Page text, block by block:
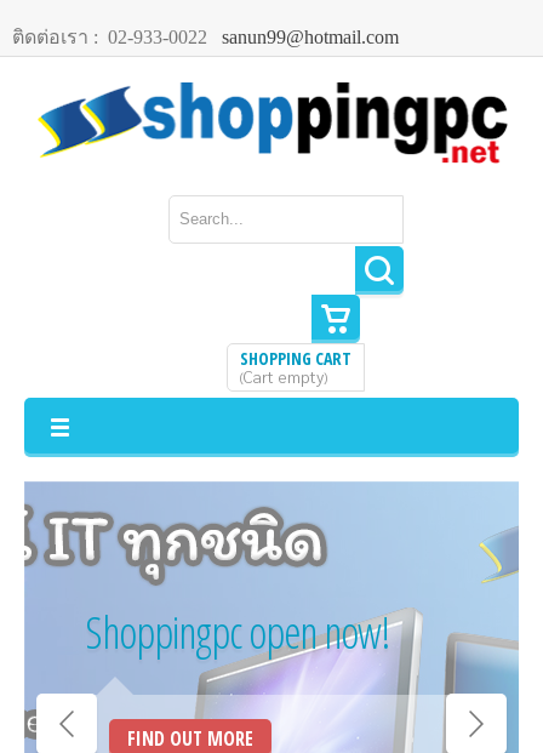
ติดต่อเรา : 02-933-0022 sanun99@hotmail.com
SHOPPING CART
(Cart empty)
Shoppingpc open now!
FIND OUT MORE